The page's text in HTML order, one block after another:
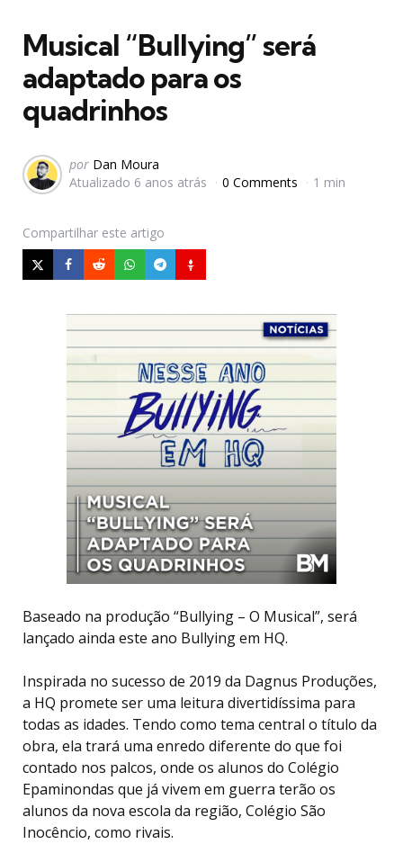
Musical “Bullying” será
adaptado para os
quadrinhos
Postado
por
por Dan Moura
Atualizado 6 anos atrás 0 Comments 1 min
Compartilhar este artigo
Baseado na produção “Bullying – O Musical”, será
lançado ainda este ano Bullying em HQ.
Inspirada no sucesso de 2019 da Dagnus Produções,
a HQ promete ser uma leitura divertidíssima para
todas as idades. Tendo como tema central o título da
obra, ela trará uma enredo diferente do que foi
contado nos palcos, onde os alunos do Colégio
Epaminondas que já vivem em guerra terão os
alunos da nova escola da região, Colégio São
Inocêncio, como rivais.